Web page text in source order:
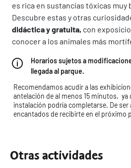
es rica en sustancias tóxicas muy
Descubre estas y otras
didáctica y gratuita, con
conocer a los animales más
Horarios sujetos a
llegada al parque.
Recomendamos acudir a las
antelación de al menos 15 minutos, ya
instalación podría completarse. De ser
encantados de recibirte en el próximo
Otras actividades